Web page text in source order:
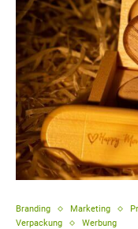
Branding Marketing
Verpackung
Werbung